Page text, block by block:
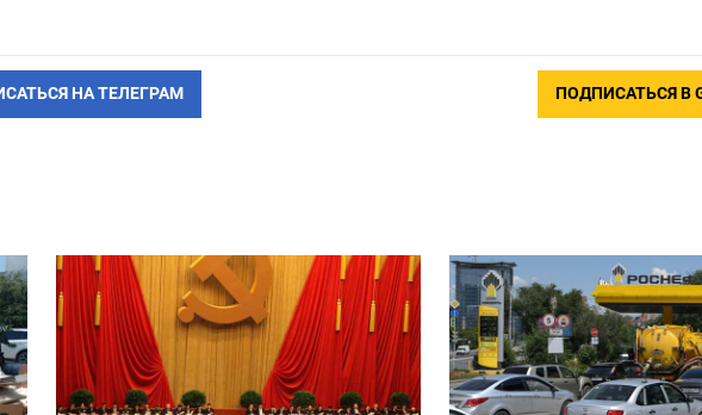
НА ТЕЛЕГРАМ ПОДПИСАТЬСЯ В